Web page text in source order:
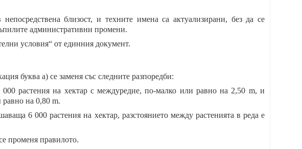
близост, и техните имена са актуализирани, без да се
административни промени.
условия“ от единния документ.
буква а) се заменя със следните разпоредби:
растения на хектар с междуредие, по-малко или равно на 2,50 m, и
равно на 0,80 m.
6 000 растения на хектар, разстоянието между растенията в реда е
променя правилото.